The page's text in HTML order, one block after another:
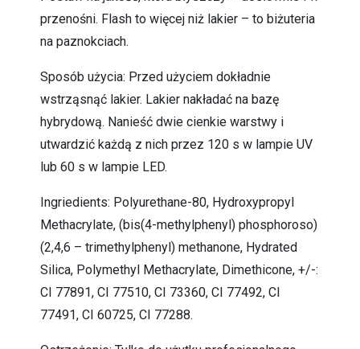
przenośni. Flash to więcej niż lakier – to biżuteria
na paznokciach.
Sposób użycia: Przed użyciem dokładnie
wstrząsnąć lakier. Lakier nakładać na bazę
hybrydową. Nanieść dwie cienkie warstwy i
utwardzić każdą z nich przez 120 s w lampie UV
lub 60 s w lampie LED.
Ingriedients: Polyurethane-80, Hydroxypropyl
Methacrylate, (bis(4-methylphenyl) phosphoroso)
(2,4,6 – trimethylphenyl) methanone, Hydrated
Silica, Polymethyl Methacrylate, Dimethicone, +/-:
CI 77891, CI 77510, CI 73360, CI 77492, CI
77491, CI 60725, CI 77288.